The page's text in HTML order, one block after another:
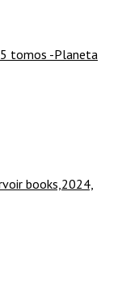
tomos -Planeta
books,2024,